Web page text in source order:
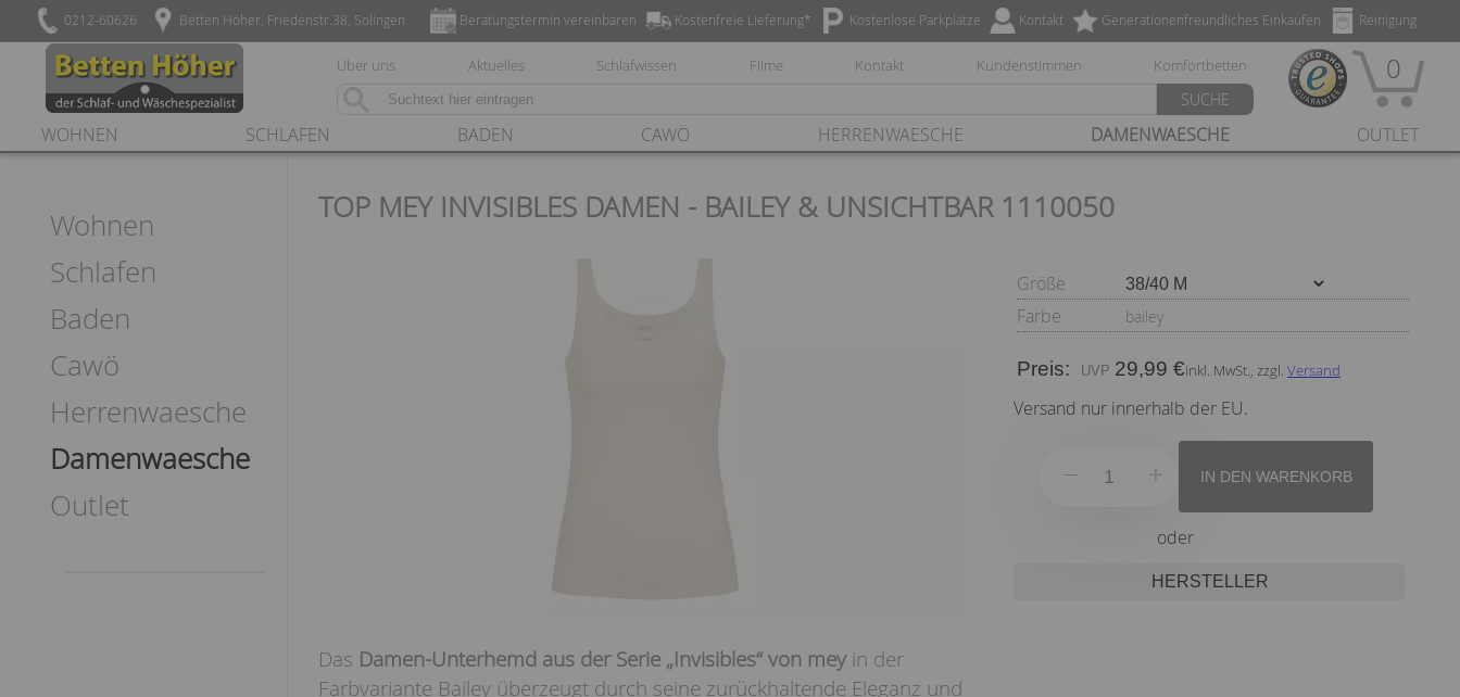
0212-60626 Betten Höher, Friedenstr.38, Solingen Reinigung
Generationenfreundliches Einkaufen
Kontakt
Kostenlose Parkplätze
Kostenfreie Lieferung*
Beratungstermin vereinbaren
Über uns Aktuelles Schlafwissen Filme Kontakt Kundenstimmen Komfortbetten
SUCHE
0
WOHNEN SCHLAFEN BADEN CAWÖ HERRENWAESCHE DAMENWAESCHE OUTLET
Wohnen
Schlafen
Baden
Cawö
Herrenwaesche
Damenwaesche
Outlet
TOP MEY INVISIBLES DAMEN - BAILEY & UNSICHTBAR 1110050
Das Damen-Unterhemd aus der Serie „Invisibles“ von mey in der
Farbvariante Bailey überzeugt durch seine zurückhaltende Eleganz und
Größe
Farbe
bailey
Preis: 29,99 €inkl. MwSt., zzgl. Versand
Versand nur innerhalb der EU.
IN DEN WARENKORB
oder
HERSTELLER